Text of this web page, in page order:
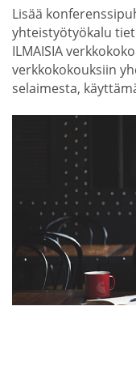
Lisää
yhteistyötyökalu
ILMAISIA
verkkokokouksiin
selaimesta,